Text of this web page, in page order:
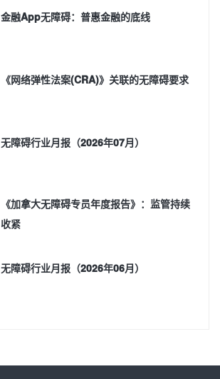
金融App无障碍：普惠金融的底线
《网络弹性法案(CRA)》关联的无障碍要求
无障碍行业月报（2026年07月）
《加拿大无障碍专员年度报告》：监管持续
收紧
无障碍行业月报（2026年06月）